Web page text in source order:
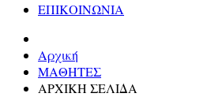
ΕΠΙΚΟΙΝΩΝΙΑ
Αρχική
ΜΑΘΗΤΕΣ
ΑΡΧΙΚΗ ΣΕΛΙΔΑ